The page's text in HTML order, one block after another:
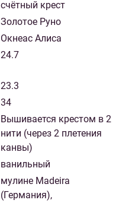
счётный крест
Золотое Руно
Окнеас Алиса
24.7
23.3
34
Вышивается крестом в 2
нити (через 2 плетения
канвы)
ванильный
мулине Madeira
(Германия),